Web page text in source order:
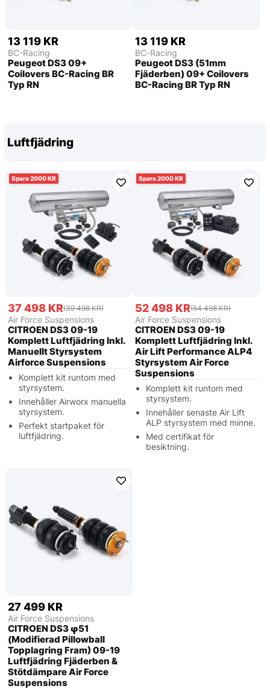
13 119 KR
BC-Racing
Peugeot DS3 09+
Coilovers BC-Racing BR
Typ RN
13 119 KR
BC-Racing
Peugeot DS3 (51mm
Fjäderben) 09+ Coilovers
BC-Racing BR Typ RN
Luftfjädring
2000
37 498 KR(39 498 KR)
Air Force Suspensions
CITROEN DS3 09-19
Komplett Luftfjädring Inkl.
Manuellt Styrsystem
Airforce Suspensions
Komplett kit runtom med
styrsystem.
Innehåller Airworx manuella
styrsystem.
Perfekt startpaket för
luftfjädring.
2000
52 498 KR(54 498 KR)
Air Force Suspensions
CITROEN DS3 09-19
Komplett Luftfjädring Inkl.
Air Lift Performance ALP4
Styrsystem Air Force
Suspensions
Komplett kit runtom med
styrsystem.
Innehåller senaste Air Lift
ALP styrsystem med minne.
Med certifikat för
besiktning.
27 499 KR
Air Force Suspensions
CITROEN DS3 φ51
(Modifierad Pillowball
Topplagring Fram) 09-19
Luftfjädring Fjäderben &
Stötdämpare Air Force
Suspensions